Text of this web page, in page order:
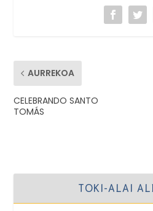
AURREKOA
CELEBRANDO SANTO
TOMÁS
TOKI-ALAI